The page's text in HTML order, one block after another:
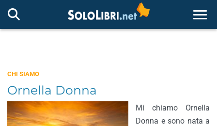
CHI SIAMO
Ornella Donna
Mi chiamo Ornella
Donna e sono nata a